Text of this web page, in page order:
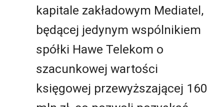
kapitale zakładowym Mediatel,
będącej jedynym wspólnikiem
spółki Hawe Telekom o
szacunkowej wartości
księgowej przewyższającej 160